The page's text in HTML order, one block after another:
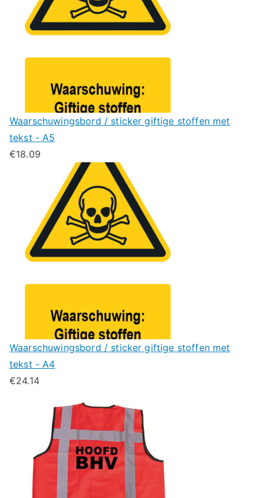
Waarschuwingsbord / sticker giftige stoffen met
tekst - A5
€18.09
Waarschuwingsbord / sticker giftige stoffen met
tekst - A4
€24.14